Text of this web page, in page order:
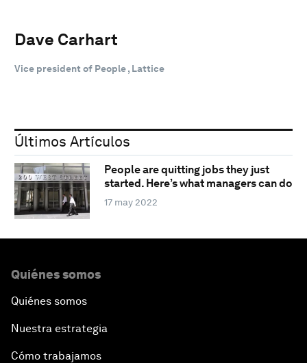
Dave Carhart
Vice president of People , Lattice
Últimos Artículos
People are quitting jobs they just
started. Here’s what managers can do
17 may 2022
Quiénes somos
Quiénes somos
Nuestra estrategia
Cómo trabajamos